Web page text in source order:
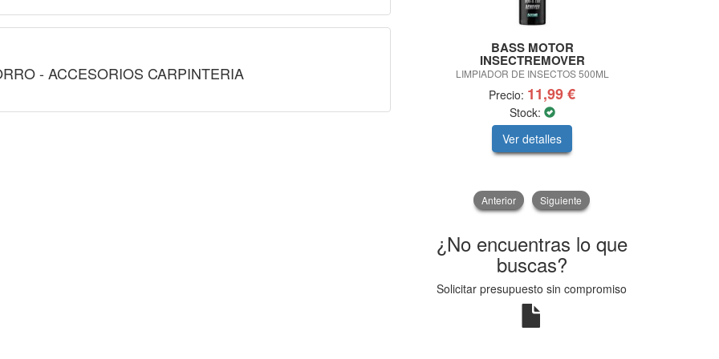
- ACCESORIOS CARPINTERIA
BASS MOTOR
INSECTREMOVER
LIMPIADOR DE INSECTOS 500ML
Precio: 11,99 €
Stock:
Ver detalles
Anterior Siguiente
¿No encuentras lo que
buscas?
Solicitar presupuesto sin compromiso